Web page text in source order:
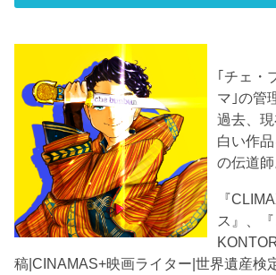
｢チェ・
マ｣の管
過去、
白い作
の伝道師
『
ス』、
稿|CINAMAS+映画ライター|世界遺産検